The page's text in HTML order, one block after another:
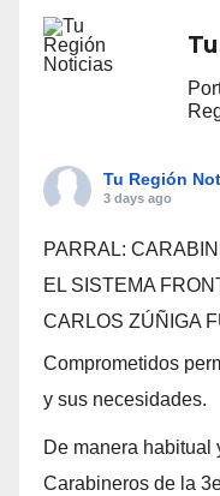
Tu Región
3 days ago
PARRAL:
EL SISTEMA
CARLOS ZÚÑIGA
Comprometidos
y sus necesidades.
De manera habitual
Carabineros de la